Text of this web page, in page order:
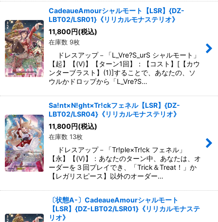
CadeaueAmourシャルモート【LSR】{DZ-
LBT02/LSR01}《リリカルモナステリオ》
11,800円(税込)
在庫数 9枚
ドレスアップ－「L_Vre?S_urS シャルモート」
【起】【(V)】【ターン1回】：【コスト】[【カウ
ンターブラスト】(1)]することで、あなたの、ソ
ウルかドロップから「L_Vre?S…
Sa!nt×N!ght×Tr!ckフェネル【LSR】{DZ-
LBT02/LSR04}《リリカルモナステリオ》
11,800円(税込)
在庫数 13枚
ドレスアップ－「Tr!ple×Tr!ck フェネル」
【永】【(V)】：あなたのターン中、あなたは、オ
ーダーを３回プレイでき、「Trick＆Treat！」か
【レガリスピース】以外のオーダー…
〔状態A-〕CadeaueAmourシャルモート
【LSR】{DZ-LBT02/LSR01}《リリカルモナステ
リオ》